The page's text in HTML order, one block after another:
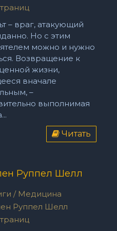
– враг, атакующий
Но с этим
можно и нужно
Возвращение к
жизни,
вначале
–
выполнимая
Читать
Руппел Шелл
/ Медицина
Руппел Шелл